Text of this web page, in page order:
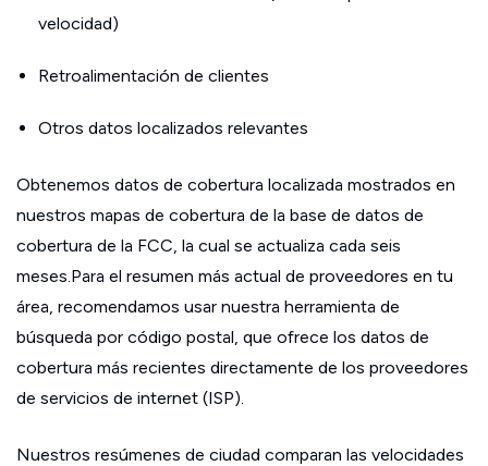
velocidad)
Retroalimentación de clientes
Otros datos localizados relevantes
Obtenemos datos de cobertura localizada mostrados en
nuestros mapas de cobertura de la base de datos de
cobertura de la FCC, la cual se actualiza cada seis
meses.Para el resumen más actual de proveedores en tu
área, recomendamos usar nuestra herramienta de
búsqueda por código postal, que ofrece los datos de
cobertura más recientes directamente de los proveedores
de servicios de internet (ISP).
Nuestros resúmenes de ciudad comparan las velocidades